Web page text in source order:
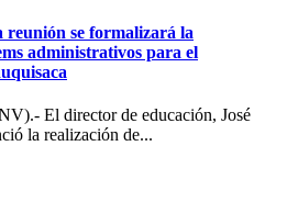
reunión se formalizará la
administrativos para el
El director de educación, José
la realización de...